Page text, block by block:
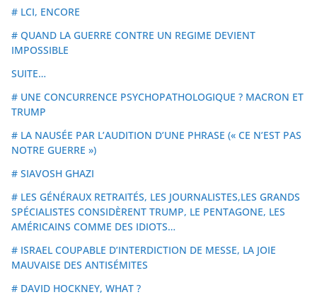
# LCI, ENCORE
# QUAND LA GUERRE CONTRE UN REGIME DEVIENT
IMPOSSIBLE
SUITE…
# UNE CONCURRENCE PSYCHOPATHOLOGIQUE ? MACRON ET
TRUMP
# LA NAUSÉE PAR L’AUDITION D’UNE PHRASE (« CE N’EST PAS
NOTRE GUERRE »)
# SIAVOSH GHAZI
# LES GÉNÉRAUX RETRAITÉS, LES JOURNALISTES,LES GRANDS
SPÉCIALISTES CONSIDÈRENT TRUMP, LE PENTAGONE, LES
AMÉRICAINS COMME DES IDIOTS…
# ISRAEL COUPABLE D’INTERDICTION DE MESSE, LA JOIE
MAUVAISE DES ANTISÉMITES
# DAVID HOCKNEY, WHAT ?